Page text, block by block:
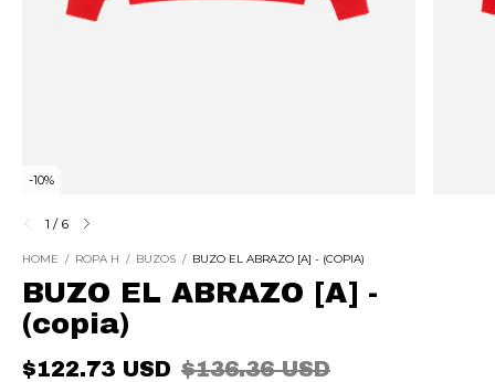
-10%
1 / 6
HOME / ROPA H / BUZOS / BUZO EL ABRAZO [A] - (COPIA)
BUZO EL ABRAZO [A] -
(copia)
$122.73 USD $136.36 USD